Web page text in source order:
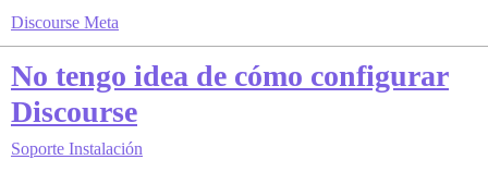
Discourse Meta
No tengo idea de cómo configurar
Discourse
Soporte Instalación